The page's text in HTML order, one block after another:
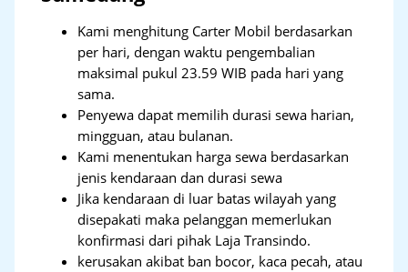
Kami menghitung Carter Mobil berdasarkan
per hari, dengan waktu pengembalian
maksimal pukul 23.59 WIB pada hari yang
sama.
Penyewa dapat memilih durasi sewa harian,
mingguan, atau bulanan.
Kami menentukan harga sewa berdasarkan
jenis kendaraan dan durasi sewa
Jika kendaraan di luar batas wilayah yang
disepakati maka pelanggan memerlukan
konfirmasi dari pihak Laja Transindo.
kerusakan akibat ban bocor, kaca pecah, atau